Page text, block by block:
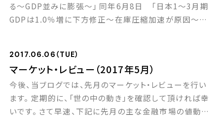
る～GDP並みに膨張～」 同年6月8日 「日本1～3月期
GDPは1.0％増に下方修正～在庫圧縮加速が原因～」
するといっても過言ではありません。 このGDPを深く知
ることは、経済を観る眼を養うことにつながると同時に、
長期投資への理解度をより深め […]
2017.06.06（TUE）
マーケット・レビュー（2017年5月）
今後、当ブログでは、先月のマーケット・レビューを行い
ます。 定期的に、「世の中の動き」を確認して頂ければ幸
いです。 さて早速、下記に先月の主な金融市場の値動き